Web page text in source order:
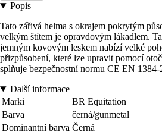
Popis
Tato zářivá helma s okrajem pokrytým
velkým štítem je opravdovým lákadlem.
jemným kovovým leskem nabízí velké
přizpůsobení, které lze upravit pomocí
splňuje bezpečnostní normu CE EN 1384-
Další informace
Marki
BR Equitation
Barva
černá/gunmetal
Dominantní barva Černá